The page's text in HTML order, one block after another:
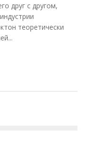
друг с другом,
теоретически